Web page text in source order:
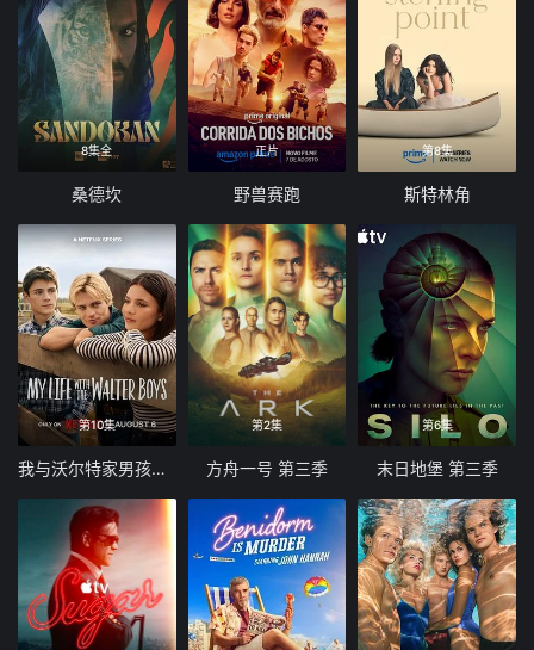
8集全
桑德坎
正片
野兽赛跑
第8集
斯特林角
第10集
我与沃尔特家男孩的生活 第三季
第2集
方舟一号 第三季
第6集
末日地堡 第三季